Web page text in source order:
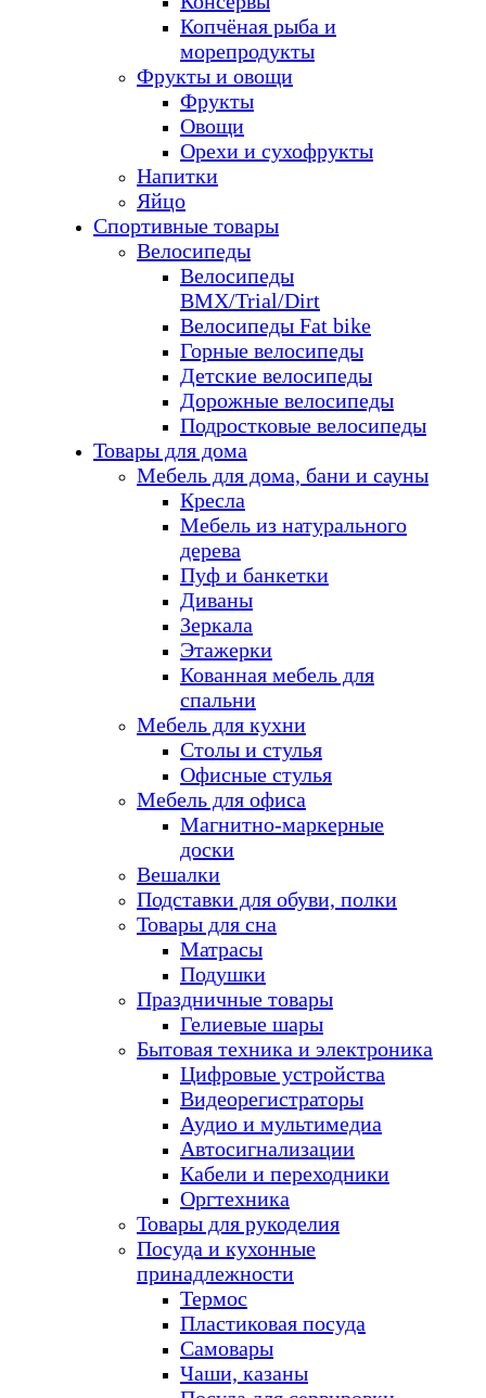
Копчёная рыба и
морепродукты
Фрукты и овощи
Фрукты
Овощи
Орехи и сухофрукты
Напитки
Яйцо
Спортивные товары
Велосипеды
Велосипеды
BMX/Trial/Dirt
Велосипеды Fat bike
Горные велосипеды
Детские велосипеды
Дорожные велосипеды
Подростковые велосипеды
Товары для дома
Мебель для дома, бани и сауны
Кресла
Мебель из натурального
дерева
Пуф и банкетки
Диваны
Зеркала
Этажерки
Кованная мебель для
спальни
Мебель для кухни
Столы и стулья
Офисные стулья
Мебель для офиса
Магнитно-маркерные
доски
Вешалки
Подставки для обуви, полки
Товары для сна
Матрасы
Подушки
Праздничные товары
Гелиевые шары
Бытовая техника и электроника
Цифровые устройства
Видеорегистраторы
Аудио и мультимедиа
Автосигнализации
Кабели и переходники
Оргтехника
Товары для рукоделия
Посуда и кухонные
принадлежности
Термос
Пластиковая посуда
Самовары
Чаши, казаны